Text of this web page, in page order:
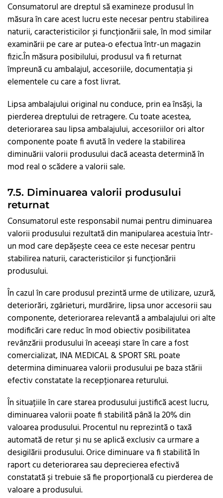
Consumatorul are dreptul să examineze produsul în
măsura în care acest lucru este necesar pentru stabilirea
naturii, caracteristicilor și funcționării sale, în mod similar
examinării pe care ar putea-o efectua într-un magazin
fizic.În măsura posibilului, produsul va fi returnat
împreună cu ambalajul, accesoriile, documentația și
elementele cu care a fost livrat.
Lipsa ambalajului original nu conduce, prin ea însăși, la
pierderea dreptului de retragere. Cu toate acestea,
deteriorarea sau lipsa ambalajului, accesoriilor ori altor
componente poate fi avută în vedere la stabilirea
diminuării valorii produsului dacă aceasta determină în
mod real o scădere a valorii sale.
7.5. Diminuarea valorii produsului
returnat
Consumatorul este responsabil numai pentru diminuarea
valorii produsului rezultată din manipularea acestuia într-
un mod care depășește ceea ce este necesar pentru
stabilirea naturii, caracteristicilor și funcționării
produsului.
În cazul în care produsul prezintă urme de utilizare, uzură,
deteriorări, zgârieturi, murdărire, lipsa unor accesorii sau
componente, deteriorarea relevantă a ambalajului ori alte
modificări care reduc în mod obiectiv posibilitatea
revânzării produsului în aceeași stare în care a fost
comercializat, INA MEDICAL & SPORT SRL poate
determina diminuarea valorii produsului pe baza stării
efectiv constatate la recepționarea returului.
În situațiile în care starea produsului justifică acest lucru,
diminuarea valorii poate fi stabilită până la 20% din
valoarea produsului. Procentul nu reprezintă o taxă
automată de retur și nu se aplică exclusiv ca urmare a
desigilării produsului. Orice diminuare va fi stabilită în
raport cu deteriorarea sau deprecierea efectivă
constatată și trebuie să fie proporțională cu pierderea de
valoare a produsului.